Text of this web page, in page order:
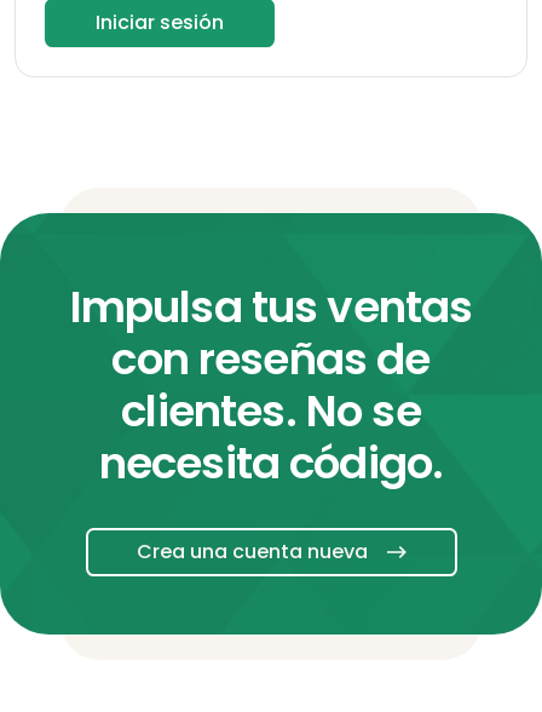
Iniciar sesión
Impulsa tus ventas
con reseñas de
clientes. No se
necesita código.
Crea una cuenta nueva